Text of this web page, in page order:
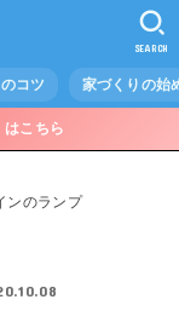
コツ 家づくりの始
SEARCH
はこちら
ンのランプ